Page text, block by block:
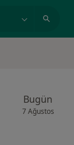
Bugün
7 Ağustos